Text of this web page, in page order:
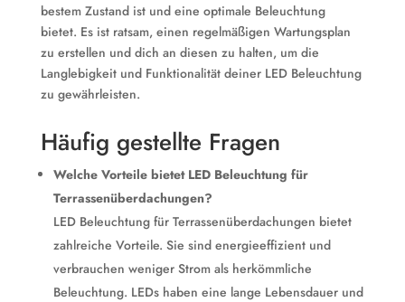
bestem Zustand ist und eine optimale Beleuchtung
bietet. Es ist ratsam, einen regelmäßigen Wartungsplan
zu erstellen und dich an diesen zu halten, um die
Langlebigkeit und Funktionalität deiner LED Beleuchtung
zu gewährleisten.
Häufig gestellte Fragen
Welche Vorteile bietet LED Beleuchtung für
Terrassenüberdachungen?
LED Beleuchtung für Terrassenüberdachungen bietet
zahlreiche Vorteile. Sie sind energieeffizient und
verbrauchen weniger Strom als herkömmliche
Beleuchtung. LEDs haben eine lange Lebensdauer und